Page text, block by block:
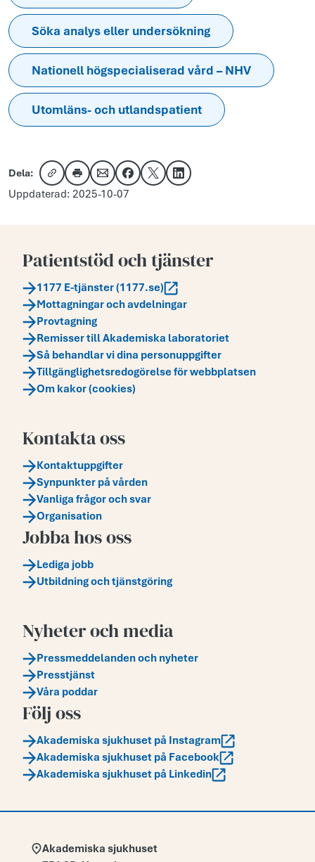
Söka analys eller undersökning
Nationell högspecialiserad vård – NHV
Utomläns- och utlandspatient
Dela:
Kopiera länk
Skriv utDela via e-post
Dela på Facebook
Dela på XDela på LinkedIn
Uppdaterad: 2025-10-07
Patientstöd och tjänster
1177 E-tjänster (1177.se)
Mottagningar och avdelningar
Provtagning
Remisser till Akademiska laboratoriet
Så behandlar vi dina personuppgifter
Tillgänglighetsredogörelse för webbplatsen
Om kakor (cookies)
Kontakta oss
Kontaktuppgifter
Synpunkter på vården
Vanliga frågor och svar
Organisation
Jobba hos oss
Lediga jobb
Utbildning och tjänstgöring
Nyheter och media
Pressmeddelanden och nyheter
Presstjänst
Våra poddar
Följ oss
Akademiska sjukhuset på Instagram
Akademiska sjukhuset på Facebook
Akademiska sjukhuset på Linkedin
Adress:
Akademiska sjukhuset